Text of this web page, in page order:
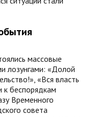
массовые
лозунгами: «Долой
«Вся власть
к беспорядкам
Временного
совета